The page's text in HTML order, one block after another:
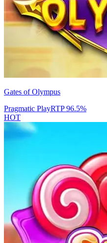
Gates of Olympus
Pragmatic PlayRTP96.5%
HOT